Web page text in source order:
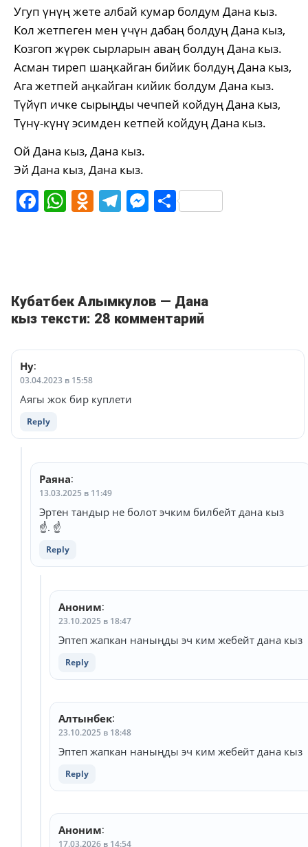
Угуп үнүң жете албай кумар болдум Дана кыз.
Кол жетпеген мен үчүн дабаң болдуң Дана кыз,
Козгоп жүрөк сырларын аваң болдуң Дана кыз.
Асман тиреп шаңкайган бийик болдуң Дана кыз,
Ага жетпей аңкайган кийик болдум Дана кыз.
Түйүп ичке сырыңды чечпей койдуң Дана кыз,
Түнү-күнү эсимден кетпей койдуң Дана кыз.
Ой Дана кыз, Дана кыз.
Эй Дана кыз, Дана кыз.
Facebook
WhatsApp
Odnoklassniki
Telegram
Messenger
Share
Кубатбек Алымкулов — Дана
кыз тексти: 28 комментарий
Ну:
03.04.2023 в 15:58
Аягы жок бир куплети
Reply
Раяна:
13.03.2025 в 11:49
Эртен тандыр не болот эчким билбейт дана кыз
☝️. ☝️
Reply
Аноним:
23.10.2025 в 18:47
Эптеп жапкан наныңды эч ким жебейт дана кыз
Reply
Алтынбек:
23.10.2025 в 18:48
Эптеп жапкан наныңды эч ким жебейт дана кыз
Reply
Аноним:
17.03.2026 в 14:54